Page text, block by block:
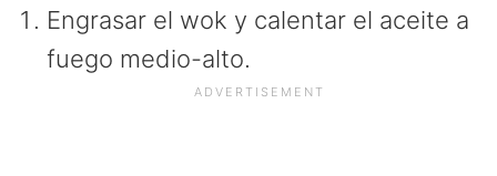
Engrasar el wok y calentar el aceite a
fuego medio-alto.